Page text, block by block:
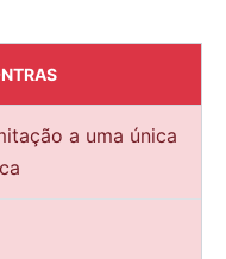
a uma única